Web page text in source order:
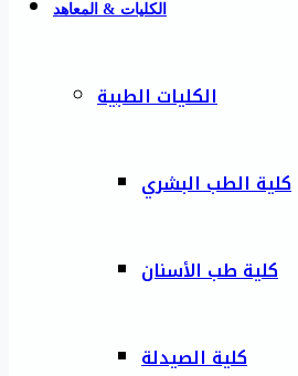
الكليات & المعاهد
الكليات الطبية
كلية الطب البشري
كلية طب الأسنان
كلية الصيدلة